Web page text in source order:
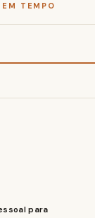
TEMPO
para